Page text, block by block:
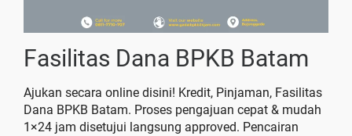
Fasilitas Dana BPKB Batam
Ajukan secara online disini! Kredit, Pinjaman, Fasilitas
Dana BPKB Batam. Proses pengajuan cepat & mudah
1×24 jam disetujui langsung approved. Pencairan